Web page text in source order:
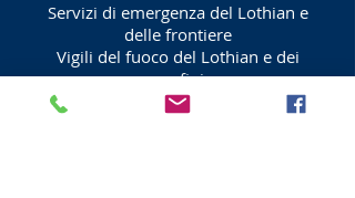
Servizi di emergenza del Lothian e
delle frontiere
Vigili del fuoco del Lothian e dei
confini
Caserma dei pompieri di Dunbar